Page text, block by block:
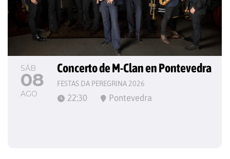
SÁB
08
AGO
Concerto de M-Clan en Pontevedra
FESTAS DA PEREGRINA 2026
22:30 Pontevedra